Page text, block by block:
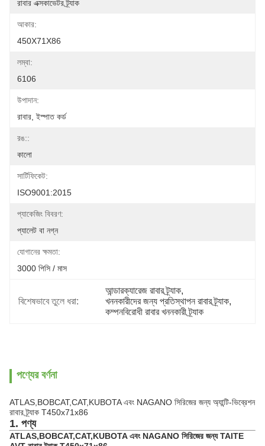
রাবার এক্সকাভেটর ট্র্যাক
আকার:
450X71X86
লম্বা:
6106
উপাদান:
রাবার, ইস্পাত কর্ড
রঙ::
কালো
সার্টিফিকেট:
ISO9001:2015
প্যাকেজিং বিবরণ:
প্যালেট বা নগ্ন
যোগানের ক্ষমতা:
3000 পিসি / মাস
বিশেষভাবে তুলে ধরা:
আন্ডারক্যারেজ রাবার ট্র্যাক,
খননকারীদের জন্য প্রতিস্থাপন রাবার ট্র্যাক,
কম্পনবিরোধী রাবার খননকারী ট্র্যাক
পণ্যের বর্ণনা
ATLAS,BOBCAT,CAT,KUBOTA এবং NAGANO সিরিজের জন্য অ্যান্টি-ভিব্রেশন
রাবার ট্র্যাক T450x71x86
1. পণ্য
ATLAS,BOBCAT,CAT,KUBOTA এবং NAGANO সিরিজের জন্য TAITE